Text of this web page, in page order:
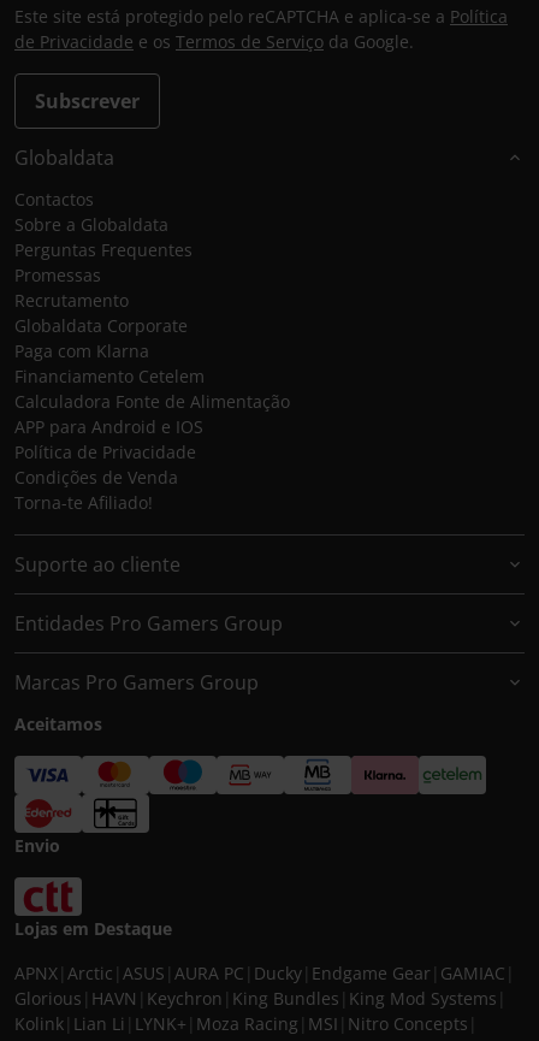
Subscrever
Este site está protegido pelo reCAPTCHA e aplica-se a Política
de Privacidade e os Termos de Serviço da Google.
Globaldata
Contactos
Sobre a Globaldata
Perguntas Frequentes
Promessas
Recrutamento
Globaldata Corporate
Paga com Klarna
Financiamento Cetelem
Calculadora Fonte de Alimentação
APP para Android e IOS
Política de Privacidade
Condições de Venda
Torna-te Afiliado!
Suporte ao cliente
Entidades Pro Gamers Group
Marcas Pro Gamers Group
Aceitamos
Envio
Lojas em Destaque
APNX Arctic ASUS AURA PC Ducky Endgame Gear GAMIAC
Glorious HAVN Keychron King Bundles King Mod Systems
Kolink Lian Li LYNK+ Moza Racing MSI Nitro Concepts